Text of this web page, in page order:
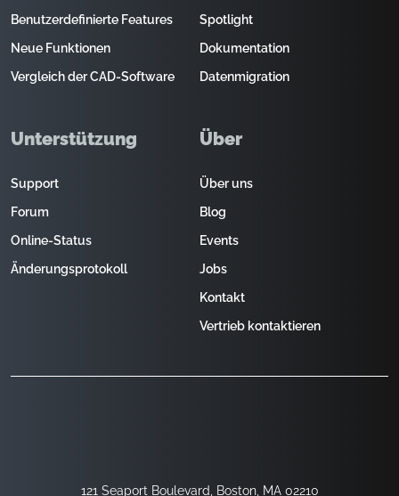
121 Seaport Boulevard, Boston, MA 02210
Benutzerdefinierte Features
Neue Funktionen
Vergleich der CAD-Software
Spotlight
Dokumentation
Datenmigration
Unterstützung
Support
Forum
Online-Status
Änderungsprotokoll
Über
Über uns
Blog
Events
Jobs
Kontakt
Vertrieb kontaktieren